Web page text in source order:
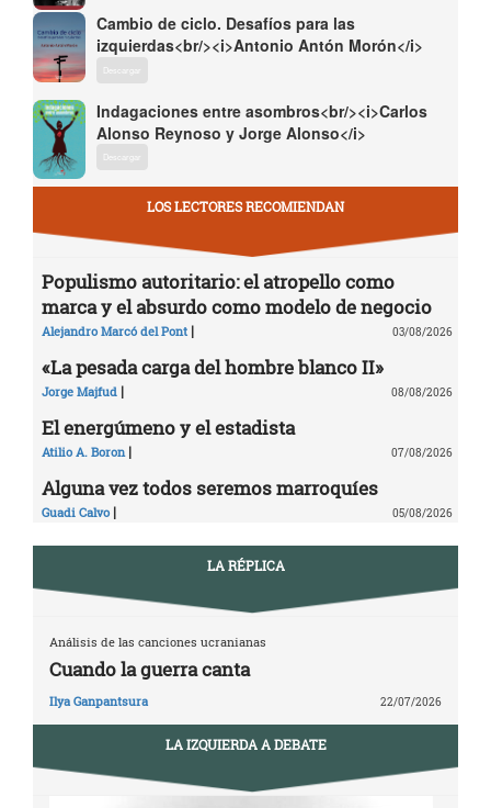
Cambio de ciclo. Desafíos para las
izquierdas<br/><i>Antonio Antón Morón</i>
Descargar
Indagaciones entre asombros<br/><i>Carlos
Alonso Reynoso y Jorge Alonso</i>
Descargar
LOS LECTORES RECOMIENDAN
Populismo autoritario: el atropello como
marca y el absurdo como modelo de negocio
Alejandro Marcó del Pont | 03/08/2026
«La pesada carga del hombre blanco II»
Jorge Majfud | 08/08/2026
El energúmeno y el estadista
Atilio A. Boron | 07/08/2026
Alguna vez todos seremos marroquíes
Guadi Calvo | 05/08/2026
LA RÉPLICA
Análisis de las canciones ucranianas
Cuando la guerra canta
Ilya Ganpantsura 22/07/2026
LA IZQUIERDA A DEBATE